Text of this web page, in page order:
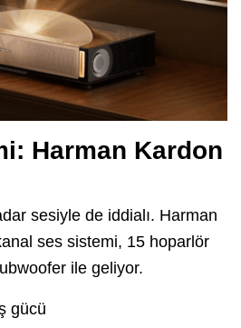
Harman Kardon
sesiyle de iddialı. Harman
ses sistemi, 15 hoparlör
ile geliyor.
gücü